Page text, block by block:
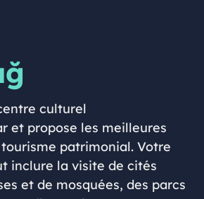
culturel
et propose les meilleures
patrimonial. Votre
inclure la visite de cités
et de mosquées, des parcs